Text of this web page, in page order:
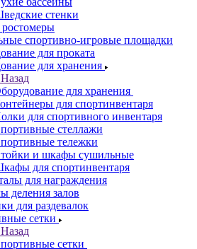
стенки
спортивно-игровые площадки
для проката
для хранения
Назад
для хранения
для спортинвентаря
для спортивного инвентаря
стеллажи
тележки
и шкафы сушильные
для спортинвентаря
для награждения
деления залов
для раздевалок
сетки
Назад
сетки